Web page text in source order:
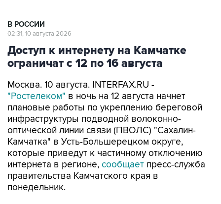
Доступ к интернету на Камчатке
ограничат с 12 по 16 августа
Москва. 10 августа. INTERFAX.RU -
плановые работы по укреплению береговой
инфраструктуры подводной волоконно-
оптической линии связи (ПВОЛС) "Сахалин-
Камчатка" в Усть-Большерецком округе,
которые приведут к частичному отключению
интернета в регионе,сообщаетпресс-служба
правительства Камчатского края в
понедельник.
"В ночь на 12 августа, приблизительно в